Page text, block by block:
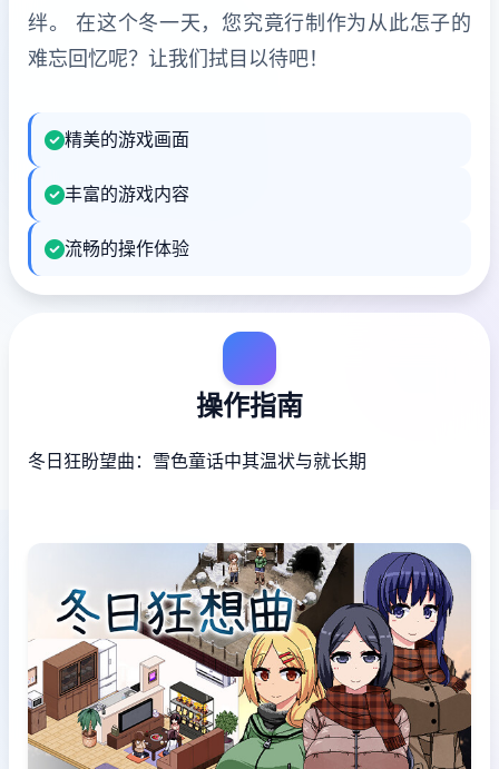
绊。 在这个冬一天，您究竟行制作为从此怎子的
难忘回忆呢？让我们拭目以待吧！
精美的游戏画面
丰富的游戏内容
流畅的操作体验
操作指南
冬日狂盼望曲：雪色童话中其温状与就长期